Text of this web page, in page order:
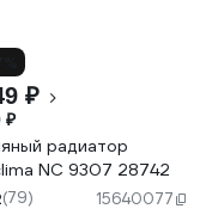
₽
₽
радиатор
NC 9307 28742
(79) 15640077